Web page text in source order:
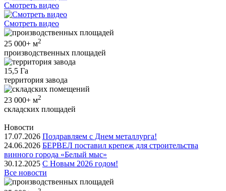
Смотреть видео
Смотреть видео
25 000+ м2
производственных площадей
15,5 Га
территория завода
23 000+ м2
складских площадей
Новости
17.07.2026 Поздравляем с Днем металлурга!
24.06.2026 БЕРВЕЛ поставил крепеж для строительства
винного города «Белый мыс»
30.12.2025 С Новым 2026 годом!
Все новости